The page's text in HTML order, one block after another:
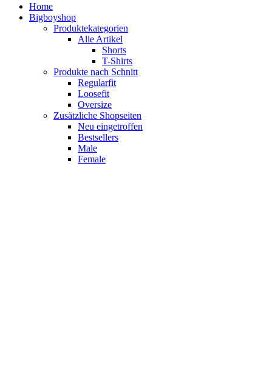
Home
Bigboyshop
Produktekategorien
Alle Artikel
Shorts
T-Shirts
Produkte nach Schnitt
Regularfit
Loosefit
Oversize
Zusätzliche Shopseiten
Neu eingetroffen
Bestsellers
Male
Female